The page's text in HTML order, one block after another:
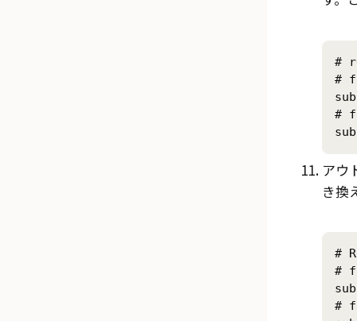
#
#
#
アウ
き換
#
#
#